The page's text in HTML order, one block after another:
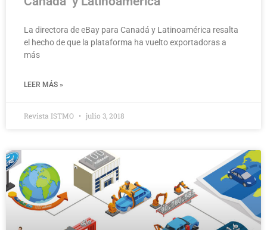
La directora de eBay para Canadá y Latinoamérica resalta
el hecho de que la plataforma ha vuelto exportadoras a
más
LEER MÁS »
Revista ISTMO julio 3, 2018